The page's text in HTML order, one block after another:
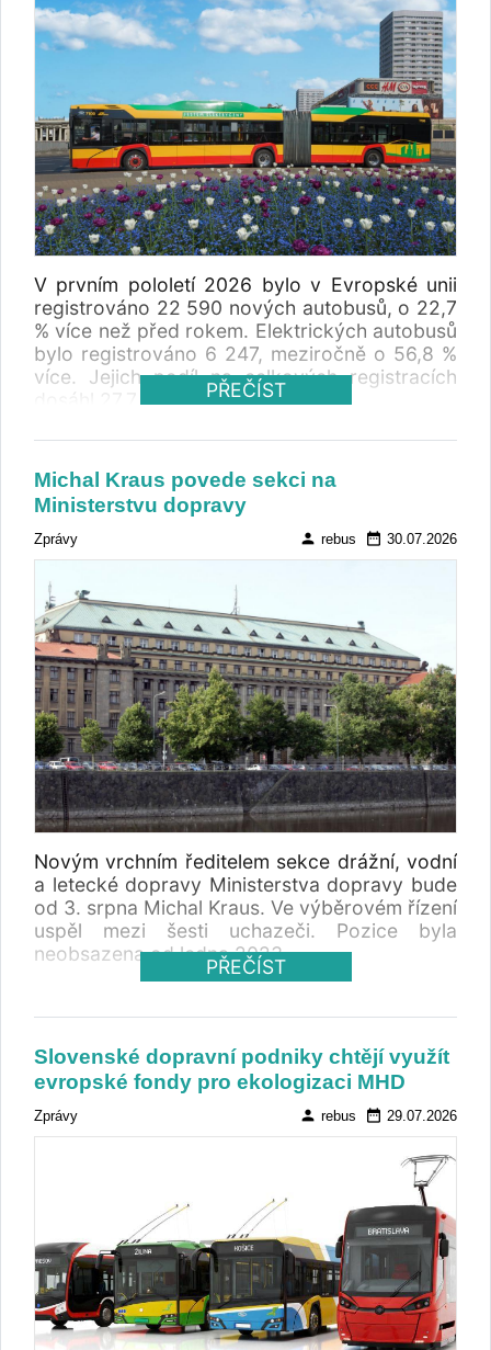
V prvním pololetí 2026 bylo v Evropské unii
registrováno 22 590 nových autobusů, o 22,7
% více než před rokem. Elektrických autobusů
bylo registrováno 6 247, meziročně o 56,8 %
více. Jejich podíl na celkových registracích
dosáhl 27,7 %.
PŘEČÍST
Michal Kraus povede sekci na
Ministerstvu dopravy
Zprávy person rebus date_range 30.07.2026
Novým vrchním ředitelem sekce drážní, vodní
a letecké dopravy Ministerstva dopravy bude
od 3. srpna Michal Kraus. Ve výběrovém řízení
uspěl mezi šesti uchazeči. Pozice byla
neobsazena od ledna 2023.
PŘEČÍST
Slovenské dopravní podniky chtějí využít
evropské fondy pro ekologizaci MHD
Zprávy person rebus date_range 29.07.2026